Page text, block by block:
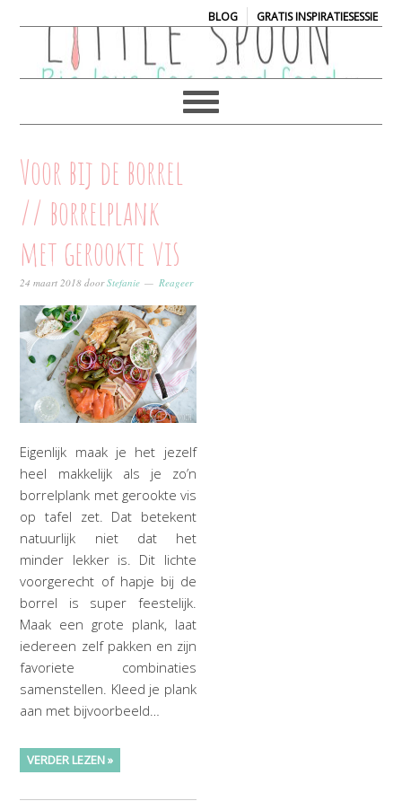
BLOG| GRATIS INSPIRATIESESSIE
Voor bij de borrel
// borrelplank
met gerookte vis
24 maart 2018 doorStefanie Reageer
Eigenlijk maak je het jezelf
heel makkelijk als je zo’n
borrelplank met gerookte vis
op tafel zet. Dat betekent
natuurlijk niet dat het
minder lekker is. Dit lichte
voorgerecht of hapje bij de
borrel is super feestelijk.
Maak een grote plank, laat
iedereen zelf pakken en zijn
favoriete combinaties
samenstellen. Kleed je plank
aan met bijvoorbeeld…
VERDER LEZEN »